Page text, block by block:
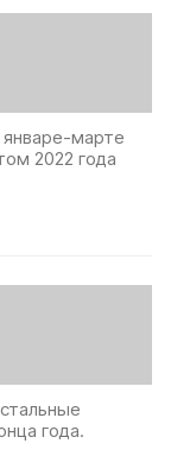
марте
2022 года
года.